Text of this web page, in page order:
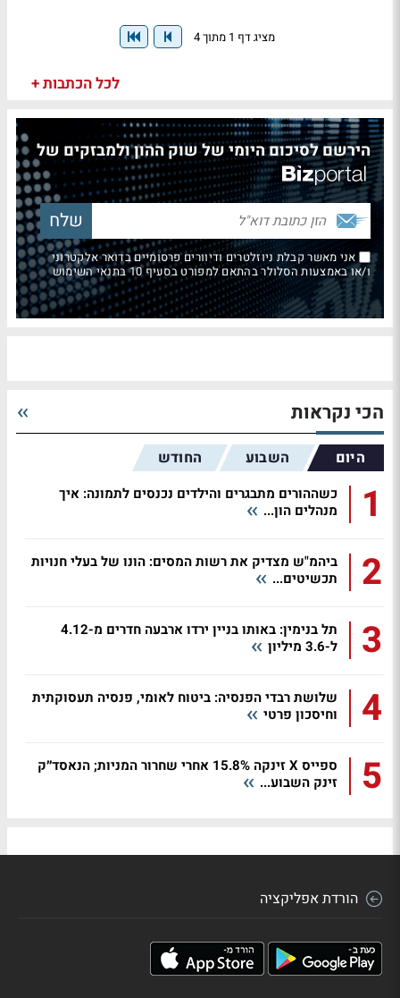
מציג דף 1 מתוך 4
לכל הכתבות +
הירשם לסיכום היומי של שוק ההון ולמבזקים של
אני מאשר קבלת ניוזלטרים ודיוורים פרסומיים בדואר אלקטרוני
ו/או באמצעות הסלולר בהתאם למפורט בסעיף 10 בתנאי השימוש
הכי נקראות
היום השבוע החודש
1
כשההורים מתבגרים והילדים נכנסים לתמונה: איך
מנהלים הון...
2
ביהמ"ש מצדיק את רשות המסים: הונו של בעלי חנויות
תכשיטים...
3
תל בנימין: באותו בניין ירדו ארבעה חדרים מ-4.12
ל-3.6 מיליון
4
שלושת רבדי הפנסיה: ביטוח לאומי, פנסיה תעסוקתית
וחיסכון פרטי
5
ספייס X זינקה 15.8% אחרי שחרור המניות; הנאסד״ק
זינק השבוע...
הורדת אפליקציה